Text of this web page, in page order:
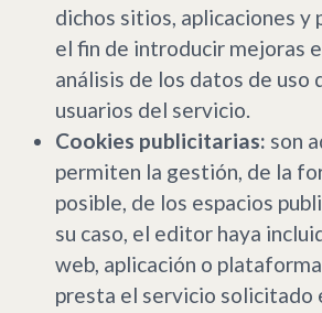
dichos sitios, aplicaciones y
el fin de introducir mejoras
análisis de los datos de uso
usuarios del servicio.
Cookies publicitarias: son
permiten la gestión, de la
posible, de los espacios
su caso, el editor haya
web, aplicación o
presta el servicio solicitado